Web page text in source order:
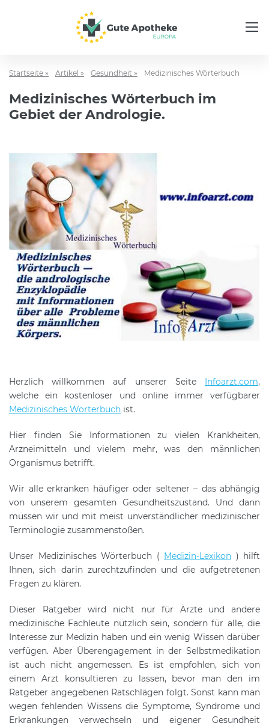
Startseite » Artikel » Gesundheit » Medizinisches Wörterbuch
Medizinisches Wörterbuch im
Gebiet der Andrologie.
Herzlich willkommen auf unserer Seite Infoarzt.com,
welche ein kostenloser und online immer verfügbarer
Medizinisches Wörterbuch ist.
Hier finden Sie Informationen zu vielen Krankheiten,
Arzneimitteln und vielem mehr, was den männlichen
Organismus betrifft.
Wir alle erkranken häufiger oder seltener – das abhängig
von unserem gesamten Gesundheitszustand. Und dann
müssen wir und mit meist unverständlicher medizinischer
Terminologie zusammenstoßen.
Unser Medizinisches Wörterbuch ( Medizin-Lexikon ) hilft
Ihnen, sich darin zurechtzufinden und die aufgetretenen
Fragen zu klären.
Dieser Ratgeber wird nicht nur für Ärzte und andere
medizinische Fachleute nützlich sein, sondern für alle, die
Interesse zur Medizin haben und ein wenig Wissen darüber
verfügen. Aber Überengagement in der Selbstmedikation
ist auch nicht angemessen. Es ist empfohlen, sich von
einem Arzt konsultieren zu lassen, bevor man den im
Ratgeber angegebenen Ratschlägen folgt. Sonst kann man
wegen fehlenden Wissens die Symptome, Syndrome und
Erkrankungen verwechseln und eigener Gesundheit